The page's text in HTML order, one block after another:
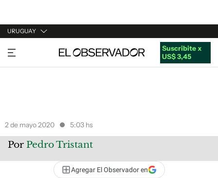
URUGUAY
URUGUAY
ARGENTINA
Suscribite x
US$ 3,45
2 de mayo 2020 5:03 hs
Por Pedro Tristant
Agregar El Observador en